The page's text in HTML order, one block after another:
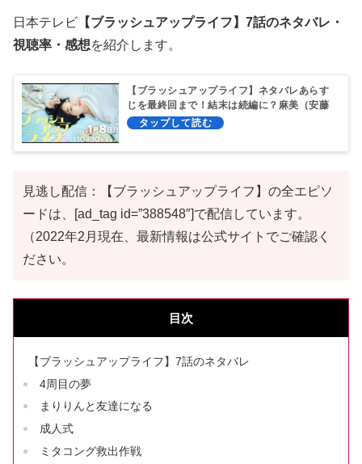
日本テレビ 【ブラッシュアップライフ】7話のネタバレ・
視聴率・感想を紹介します。
【ブラッシュアップライフ】ネタバレあらす
じを最終回まで！結末は続編に？麻美（安藤
サクラ）の人生は？
見逃し配信：【ブラッシュアップライフ】の全エピソ
ードは、[ad_tag id=”388548″]で配信しています。
（2022年2月現在、最新情報は公式サイトでご確認く
ださい。
目次
【ブラッシュアップライフ】7話のネタバレ
4周目の夢
まりりんと友達になる
成人式
ミタコング救出作戦